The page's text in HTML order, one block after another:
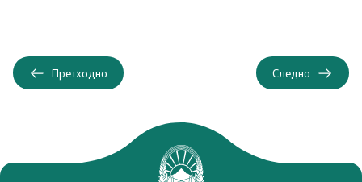
Меѓународни проекти
Отворен Балкан
Претходно Следно